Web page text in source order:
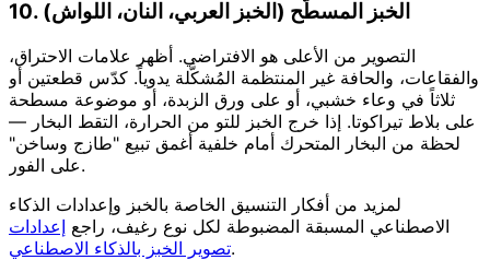
10. الخبز المسطّح (الخبز العربي، النان، اللواش)
التصوير من الأعلى هو الافتراضي. أظهر علامات الاحتراق،
والفقاعات، والحافة غير المنتظمة المُشكَّلة يدوياً. كدّس قطعتين أو
ثلاثاً في وعاء خشبي، أو على ورق الزبدة، أو موضوعة مسطحة
على بلاط تيراكوتا. إذا خرج الخبز للتو من الحرارة، التقط البخار —
لحظة من البخار المتحرك أمام خلفية أغمق تبيع "طازج وساخن"
على الفور.
لمزيد من أفكار التنسيق الخاصة بالخبز وإعدادات الذكاء
الاصطناعي المسبقة المضبوطة لكل نوع رغيف، راجع إعدادات
تصوير الخبز بالذكاء الاصطناعي.